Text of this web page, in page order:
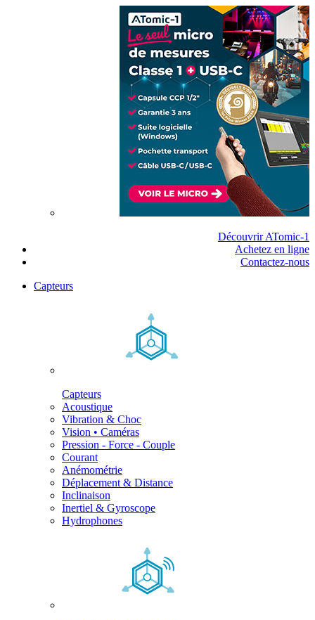
Découvrir ATomic-1
Achetez en ligne
Contactez-nous
Capteurs
Capteurs
Acoustique
Vibration & Choc
Vision • Caméras
Pression - Force - Couple
Courant
Anémométrie
Déplacement & Distance
Inclinaison
Inertiel & Gyroscope
Hydrophones